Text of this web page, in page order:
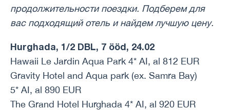
продолжительности поездки. Подберем для
вас подходящий отель и найдем лучшую цену.
Hurghada, 1/2 DBL, 7 ööd, 24.02
Hawaii Le Jardin Aqua Park 4* AI, al 812 EUR
Gravity Hotel and Aqua park (ex. Samra Bay)
5* AI, al 890 EUR
The Grand Hotel Hurghada 4* AI, al 920 EUR